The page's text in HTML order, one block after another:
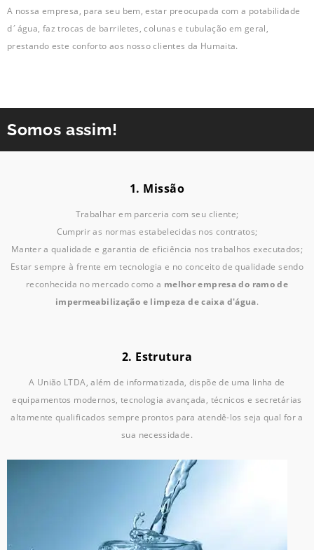
A nossa empresa, para seu bem, estar preocupada com a potabilidade
d´água, faz trocas de barriletes, colunas e tubulação em geral,
prestando este conforto aos nosso clientes da Humaita.
Somos assim!
1. Missão
Trabalhar em parceria com seu cliente;
Cumprir as normas estabelecidas nos contratos;
Manter a qualidade e garantia de eficiência nos trabalhos executados;
Estar sempre à frente em tecnologia e no conceito de qualidade sendo
reconhecida no mercado como a melhor empresa do ramo de
impermeabilização e limpeza de caixa d'água.
2. Estrutura
A União LTDA, além de informatizada, dispõe de uma linha de
equipamentos modernos, tecnologia avançada, técnicos e secretárias
altamente qualificados sempre prontos para atendê-los seja qual for a
sua necessidade.